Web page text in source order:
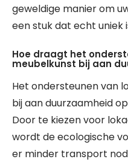
geweldige manier om
een stuk dat echt uniek
Hoe draagt het
meubelkunst bij aan
Het ondersteunen van
bij aan duurzaamheid
Door te kiezen voor
wordt de ecologische
er minder transport